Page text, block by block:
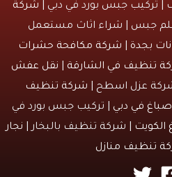
جبس بورد في دبي |شركة
| شراء اثاث مستعمل
|شركة مكافحة حشرات
في الشارقة|نقل عفش
عزل اسطح |شركة تنظيف
في دبي| تركيب جبس بورد في
| شركة تنظيف بالبخار |نجار
منازل